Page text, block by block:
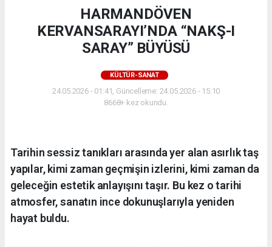
HARMANDÖVEN
KERVANSARAYI’NDA “NAKŞ-I
SARAY” BÜYÜSÜ
KÜLTÜR-SANAT
24.05.2026 - 01:41, Güncelleme: 24.05.2026 - 15:10
8668+ kez okundu.
Tarihin sessiz tanıkları arasında yer alan asırlık taş
yapılar, kimi zaman geçmişin izlerini, kimi zaman da
geleceğin estetik anlayışını taşır. Bu kez o tarihi
atmosfer, sanatın ince dokunuşlarıyla yeniden
hayat buldu.